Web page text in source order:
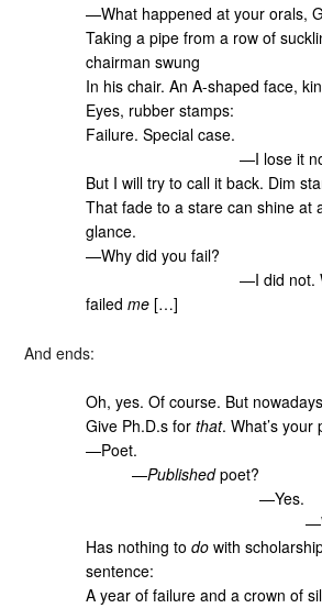
—What happened at your orals,
Taking a pipe from a row of
chairman swung
In his chair. An A-shaped face,
Eyes, rubber stamps:
Failure. Special case.
—I lose it
But I will try to call it back. Dim
That fade to a stare can shine at
glance.
—Why did you fail?
—I did not.
failedme […]
And ends:
Oh, yes. Of course. But
Give Ph.D.s forthat. What’s your
—Poet.
—Publishedpoet?
—Yes.
Has nothing todo with
sentence:
A year of failure and a crown of